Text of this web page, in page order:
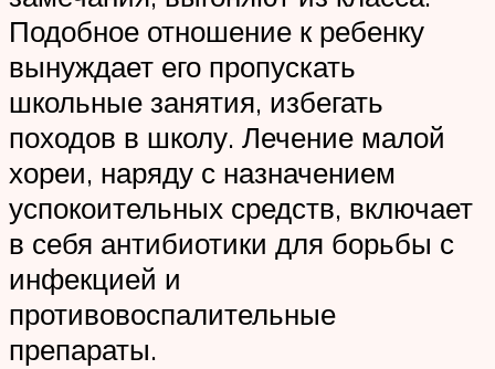
Подобное отношение к ребенку
вынуждает его пропускать
школьные занятия, избегать
походов в школу. Лечение малой
хореи, наряду с назначением
успокоительных средств, включает
в себя антибиотики для борьбы с
инфекцией и
противовоспалительные
препараты.